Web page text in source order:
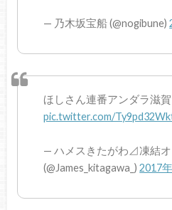
— 乃木坂宝船 (@nogibune)
ほしさん連番アンダラ滋
pic.twitter.com/
— ハメスきたがわ⊿凍結オ
(@James_kitagawa_)2017